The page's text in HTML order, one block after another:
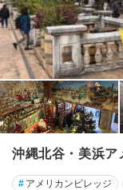
沖縄北谷・美浜ア
# アメリカンビレッジ